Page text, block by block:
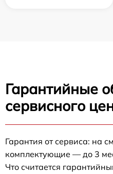
Гарантийные
сервисного
Гарантия от сервиса: на
комплектующие — до 3
Что считается